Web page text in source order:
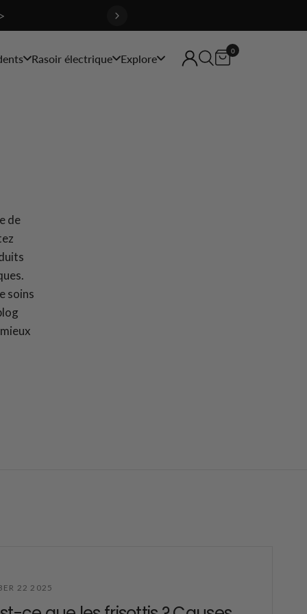
Rasoir électrique Explore
0
de
soins
22 2025